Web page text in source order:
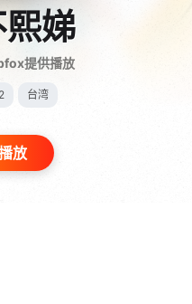
娣
提供播放
台湾
放